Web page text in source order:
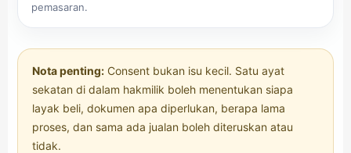
pemasaran.
Nota penting: Consent bukan isu kecil. Satu ayat
sekatan di dalam hakmilik boleh menentukan siapa
layak beli, dokumen apa diperlukan, berapa lama
proses, dan sama ada jualan boleh diteruskan atau
tidak.